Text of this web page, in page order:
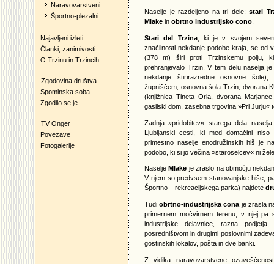
Naravovarstveni
Športno-plezalni
Najavljeni izleti
Članki, zanimivosti
O Trzinu in Trzincih
Zgodovina društva
Spominska soba
Zgodilo se je ...
TV Onger
Povezave
Fotogalerije
Naselje je razdeljeno na tri dele: stari
Mlake in obrtno industrijsko cono
Stari del Trzina, ki je v svojem
značilnosti nekdanje podobe kraja, se od
(378 m) širi proti Trzinskemu polju,
prehranjevalo Trzin. V tem delu naselja
nekdanje štirirazredne osnovne
župniščem, osnovna šola Trzin, dvorana
(knjižnica Tineta Orla, dvorana
gasilski dom, zasebna trgovina »Pri Jurju«
Zadnja »pridobitev« starega dela
Ljubljanski cesti, ki med domačini niso
primestno naselje enodružinskih hiš je
podobo, ki si jo večina »staroselcev« ni
Naselje Mlake je zraslo na območju
V njem so predvsem stanovanjske hiše,
Športno – rekreacijskega parka) najdete
Tudiobrtno-industrijska cona je zrasla
primernem močvirnem terenu, v njej pa
industrijske delavnice, razna
posredništvom in drugimi poslovnimi
gostinskih lokalov, pošta in dve banki.
Z vidika naravovarstvene